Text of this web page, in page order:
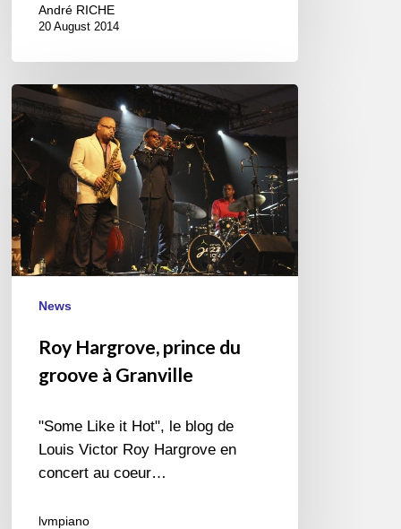
André RICHE
20 August 2014
Roy
Hargrove,
prince
du
groove
à
Granville
News
Roy Hargrove, prince du
groove à Granville
"Some Like it Hot", le blog de
Louis Victor Roy Hargrove en
concert au coeur…
lvmpiano